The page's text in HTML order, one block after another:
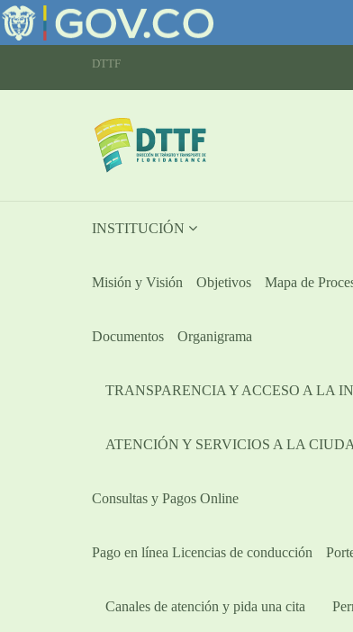
DTTF
INSTITUCIÓN
Misión y Visión Objetivos Mapa de
Documentos Organigrama
TRANSPARENCIA Y ACCESO A LA
ATENCIÓN Y SERVICIOS A LA
Consultas y Pagos Online
Pago en línea Licencias de conducción
Canales de atención y pida una cita